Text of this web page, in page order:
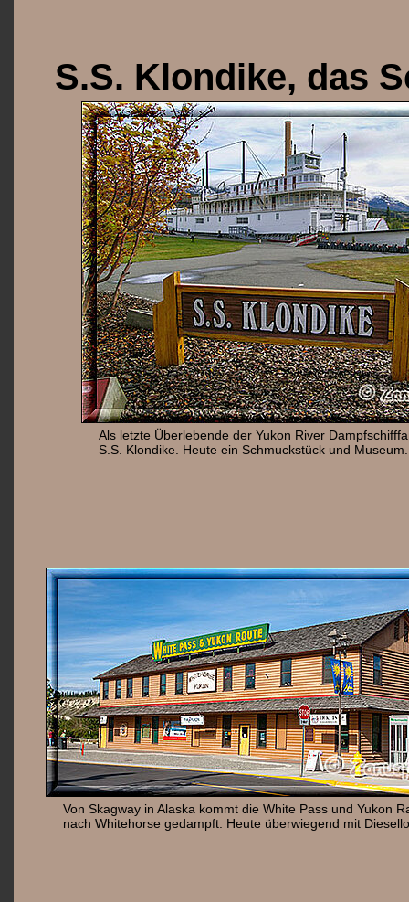
S.S. Klondike, das
Als letzte Überlebende der Yukon River
S.S. Klondike. Heute ein Schmuckstück und Museum.
Von Skagway in Alaska kommt die White Pass und Yukon
nach Whitehorse gedampft. Heute überwiegend mit